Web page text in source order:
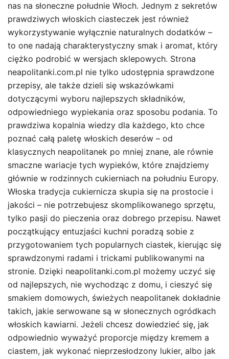
nas na słoneczne południe Włoch. Jednym z sekretów
prawdziwych włoskich ciasteczek jest również
wykorzystywanie wyłącznie naturalnych dodatków –
to one nadają charakterystyczny smak i aromat, który
ciężko podrobić w wersjach sklepowych. Strona
neapolitanki.com.pl nie tylko udostępnia sprawdzone
przepisy, ale także dzieli się wskazówkami
dotyczącymi wyboru najlepszych składników,
odpowiedniego wypiekania oraz sposobu podania. To
prawdziwa kopalnia wiedzy dla każdego, kto chce
poznać całą paletę włoskich deserów – od
klasycznych neapolitanek po mniej znane, ale równie
smaczne wariacje tych wypieków, które znajdziemy
głównie w rodzinnych cukierniach na południu Europy.
Włoska tradycja cukiernicza skupia się na prostocie i
jakości – nie potrzebujesz skomplikowanego sprzętu,
tylko pasji do pieczenia oraz dobrego przepisu. Nawet
początkujący entuzjaści kuchni poradzą sobie z
przygotowaniem tych popularnych ciastek, kierując się
sprawdzonymi radami i trickami publikowanymi na
stronie. Dzięki neapolitanki.com.pl możemy uczyć się
od najlepszych, nie wychodząc z domu, i cieszyć się
smakiem domowych, świeżych neapolitanek dokładnie
takich, jakie serwowane są w słonecznych ogródkach
włoskich kawiarni. Jeżeli chcesz dowiedzieć się, jak
odpowiednio wyważyć proporcje między kremem a
ciastem, jak wykonać nieprzesłodzony lukier, albo jak